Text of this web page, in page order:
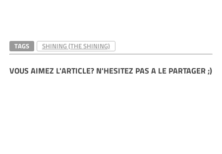
TAGS SHINING (THE SHINING)
VOUS AIMEZ L'ARTICLE? N'HESITEZ PAS A LE PARTAGER ;)